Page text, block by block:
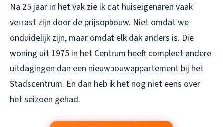
Na 25 jaar in het vak zie ik dat huiseigenaren vaak
verrast zijn door de prijsopbouw. Niet omdat we
onduidelijk zijn, maar omdat elk dak anders is. Die
woning uit 1975 in het Centrum heeft compleet andere
uitdagingen dan een nieuwbouwappartement bij het
Stadscentrum. En dan heb ik het nog niet eens over
het seizoen gehad.